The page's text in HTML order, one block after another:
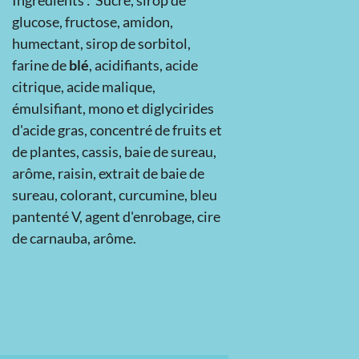
glucose, fructose, amidon,
humectant, sirop de sorbitol,
farine deblé, acidifiants, acide
citrique, acide malique,
émulsifiant, mono et diglycirides
d'acide gras, concentré de fruits et
de plantes, cassis, baie de sureau,
arôme, raisin, extrait de baie de
sureau, colorant, curcumine, bleu
pantenté V, agent d'enrobage, cire
de carnauba, arôme.